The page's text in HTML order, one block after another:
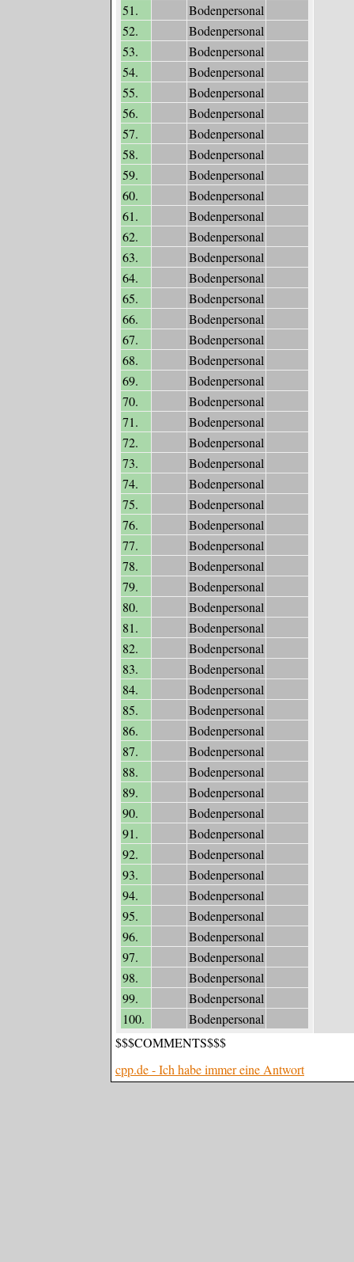
51.
Bodenpersonal
52.
Bodenpersonal
53.
Bodenpersonal
54.
Bodenpersonal
55.
Bodenpersonal
56.
Bodenpersonal
57.
Bodenpersonal
58.
Bodenpersonal
59.
Bodenpersonal
60.
Bodenpersonal
61.
Bodenpersonal
62.
Bodenpersonal
63.
Bodenpersonal
64.
Bodenpersonal
65.
Bodenpersonal
66.
Bodenpersonal
67.
Bodenpersonal
68.
Bodenpersonal
69.
Bodenpersonal
70.
Bodenpersonal
71.
Bodenpersonal
72.
Bodenpersonal
73.
Bodenpersonal
74.
Bodenpersonal
75.
Bodenpersonal
76.
Bodenpersonal
77.
Bodenpersonal
78.
Bodenpersonal
79.
Bodenpersonal
80.
Bodenpersonal
81.
Bodenpersonal
82.
Bodenpersonal
83.
Bodenpersonal
84.
Bodenpersonal
85.
Bodenpersonal
86.
Bodenpersonal
87.
Bodenpersonal
88.
Bodenpersonal
89.
Bodenpersonal
90.
Bodenpersonal
91.
Bodenpersonal
92.
Bodenpersonal
93.
Bodenpersonal
94.
Bodenpersonal
95.
Bodenpersonal
96.
Bodenpersonal
97.
Bodenpersonal
98.
Bodenpersonal
99.
Bodenpersonal
100.
Bodenpersonal
$$$COMMENTS$$$
cpp.de - Ich habe immer eine Antwort